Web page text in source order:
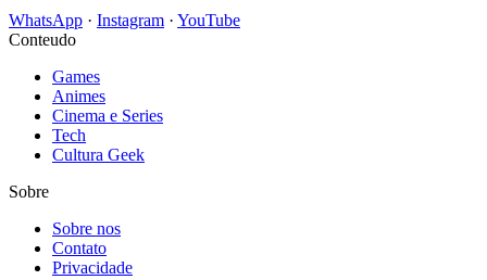
WhatsApp · Instagram · YouTube
Conteudo
Games
Animes
Cinema e Series
Tech
Cultura Geek
Sobre
Sobre nos
Contato
Privacidade